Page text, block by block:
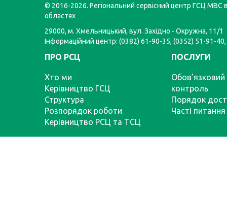
© 2016-2026. Регіональний сервісний центр ГСЦ МВС
областях
29000, м. Хмельницький, вул. Західно - Окружна, 11/1
Інформаційний центр: (0382) 61-90-35, (0352) 51-91-
ПРО РСЦ
Хто ми
Керівництво ГСЦ
Структура
Розпорядок роботи
Керівництво РСЦ та ТСЦ
ПОСЛУГИ
Обов’язковий
контроль
Порядок
Часті питання